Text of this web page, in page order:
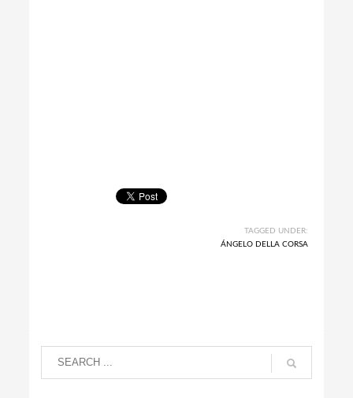
TAGGED UNDER:
ÁNGELO DELLA CORSA